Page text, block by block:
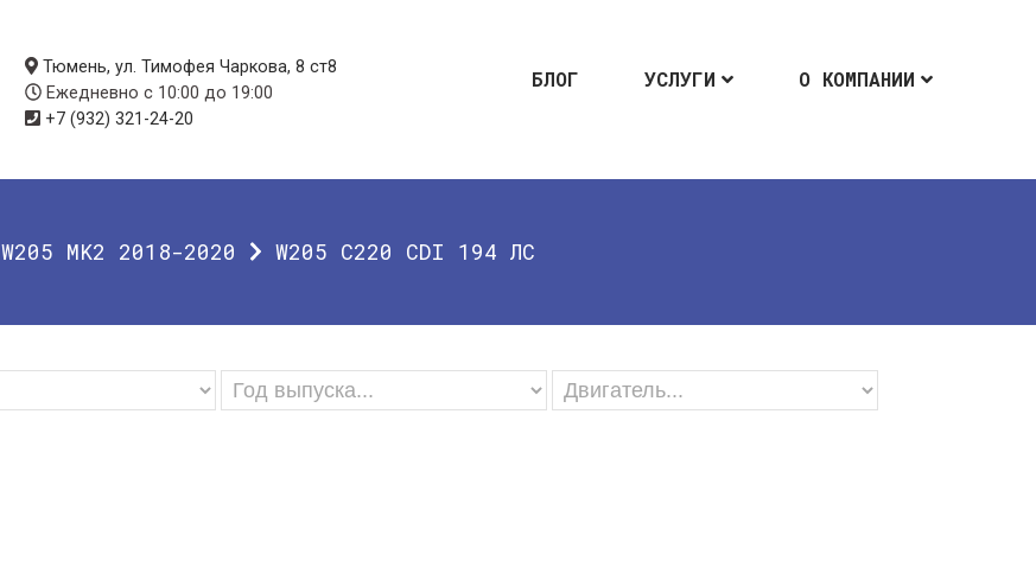
БЛОГ УСЛУГИ О КОМПАНИИ
Тюмень, ул. Тимофея Чаркова, 8 ст8
Ежедневно с 10:00 до 19:00
+7 (932) 321-24-20
W205 MK2 2018-2020 W205 C220 CDI 194 ЛС